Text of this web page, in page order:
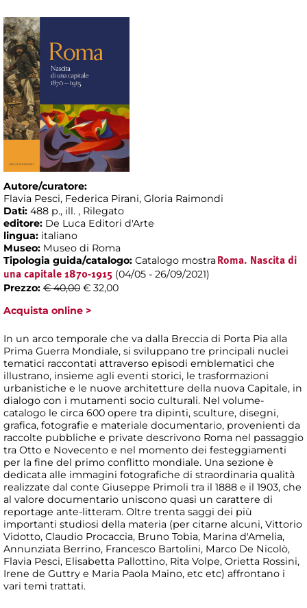
Autore/curatore:
Flavia Pesci, Federica Pirani, Gloria Raimondi
Dati: 488 p., ill. , Rilegato
editore: De Luca Editori d'Arte
lingua: italiano
Museo: Museo di Roma
Tipologia guida/catalogo: Catalogo mostra Roma. Nascita di
una capitale 1870-1915 (04/05 - 26/09/2021)
Prezzo: € 40,00 € 32,00
Acquista online >
In un arco temporale che va dalla Breccia di Porta Pia alla
Prima Guerra Mondiale, si sviluppano tre principali nuclei
tematici raccontati attraverso episodi emblematici che
illustrano, insieme agli eventi storici, le trasformazioni
urbanistiche e le nuove architetture della nuova Capitale, in
dialogo con i mutamenti socio culturali. Nel volume-
catalogo le circa 600 opere tra dipinti, sculture, disegni,
grafica, fotografie e materiale documentario, provenienti da
raccolte pubbliche e private descrivono Roma nel passaggio
tra Otto e Novecento e nel momento dei festeggiamenti
per la fine del primo conflitto mondiale. Una sezione è
dedicata alle immagini fotografiche di straordinaria qualità
realizzate dal conte Giuseppe Primoli tra il 1888 e il 1903, che
al valore documentario uniscono quasi un carattere di
reportage ante-litteram. Oltre trenta saggi dei più
importanti studiosi della materia (per citarne alcuni, Vittorio
Vidotto, Claudio Procaccia, Bruno Tobia, Marina d'Amelia,
Annunziata Berrino, Francesco Bartolini, Marco De Nicolò,
Flavia Pesci, Elisabetta Pallottino, Rita Volpe, Orietta Rossini,
Irene de Guttry e Maria Paola Maino, etc etc) affrontano i
vari temi trattati.